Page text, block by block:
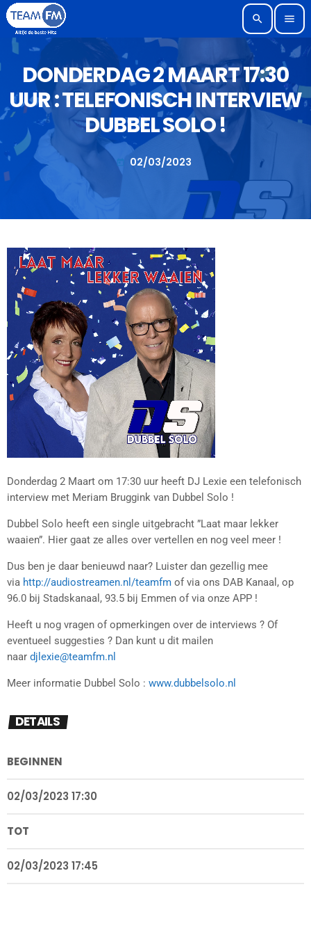
search menu
DONDERDAG 2 MAART 17:30
UUR : TELEFONISCH INTERVIEW
DUBBEL SOLO !
today 02/03/2023
Donderdag 2 Maart om 17:30 uur heeft DJ Lexie een telefonisch
interview met Meriam Bruggink van Dubbel Solo !
Dubbel Solo heeft een single uitgebracht ”Laat maar lekker
waaien”. Hier gaat ze alles over vertellen en nog veel meer !
Dus ben je daar benieuwd naar? Luister dan gezellig mee
via http://audiostreamen.nl/teamfm of via ons DAB Kanaal, op
96.0 bij Stadskanaal, 93.5 bij Emmen of via onze APP !
Heeft u nog vragen of opmerkingen over de interviews ? Of
eventueel suggesties ? Dan kunt u dit mailen
naar djlexie@teamfm.nl
Meer informatie Dubbel Solo : www.dubbelsolo.nl
DETAILS
BEGINNEN
02/03/2023 17:30
TOT
02/03/2023 17:45